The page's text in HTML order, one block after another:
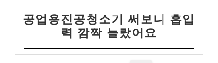
공업용진공청소기 써보니 흡입
력 깜짝 놀랐어요